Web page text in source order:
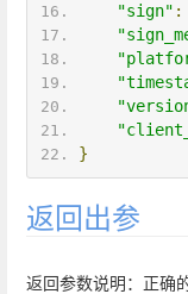
"sign" :
}
返回出参
返回参数说明：正确